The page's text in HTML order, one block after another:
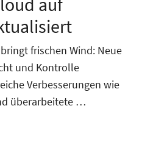
frischen Wind: Neue
und Kontrolle
Verbesserungen wie
überarbeitete …